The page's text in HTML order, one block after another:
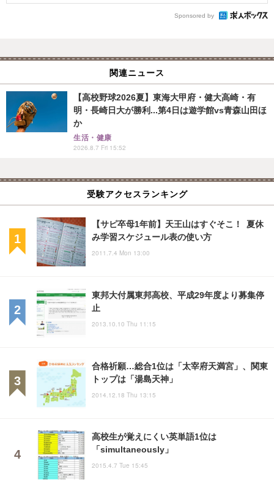
Sponsored by
関連ニュース
【高校野球2026夏】東海大甲府・健大高崎・有
明・長崎日大が勝利...第4日は遊学館vs青森山田ほ
か
生活・健康
2026.8.7 Fri 15:52
受験アクセスランキング
【サピ卒母1年前】天王山はすぐそこ！ 夏休
み学習スケジュール表の使い方
2011.7.4 Mon 13:00
東邦大付属東邦高校、平成29年度より募集停
止
2013.10.10 Thu 11:15
合格祈願…総合1位は「太宰府天満宮」、関東
トップは「湯島天神」
2014.12.18 Thu 13:15
高校生が覚えにくい英単語1位は
「simultaneously」
2015.4.7 Tue 15:45